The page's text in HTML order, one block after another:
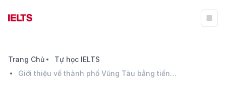
Trang Chủ
Tự học IELTS
Giới thiệu về thành phố Vũng Tàu bằng tiếng Anh đơn giản, dễ hiểu